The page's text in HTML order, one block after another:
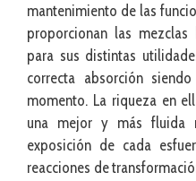
mantenimiento de las
proporcionan las mezclas
para sus distintas
correcta absorción
momento. La riqueza en
una mejor y más fluida
exposición de cada
reacciones de